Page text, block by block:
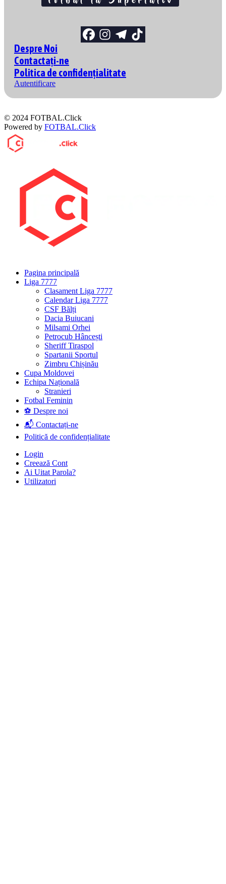
Despre Noi
Contactați-ne
Politica de confidențialitate
Autentificare
© 2024 FOTBAL.Click
Powered by FOTBAL.Click
Pagina principală
Liga 7777
Clasament Liga 7777
Calendar Liga 7777
CSF Bălți
Dacia Buiucani
Milsami Orhei
Petrocub Hâncești
Sheriff Tiraspol
Spartanii Sportul
Zimbru Chișinău
Cupa Moldovei
Echipa Națională
Stranieri
Fotbal Feminin
⚽ Despre noi
📬 Contactați-ne
Politică de confidențialitate
Login
Creează Cont
Ai Uitat Parola?
Utilizatori